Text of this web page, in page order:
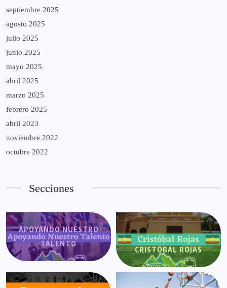
septiembre 2025
agosto 2025
julio 2025
junio 2025
mayo 2025
abril 2025
marzo 2025
febrero 2025
abril 2023
noviembre 2022
octubre 2022
Secciones
APOYANDO NUESTRO
TALENTO
CRISTÓBAL ROJAS